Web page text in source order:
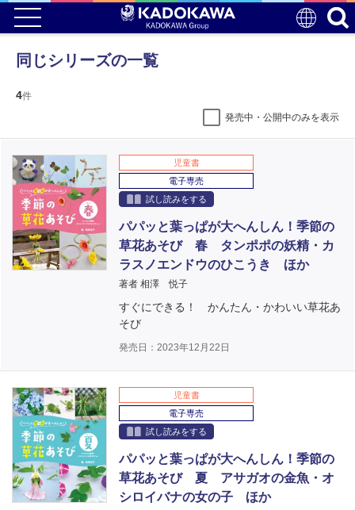
同じシリーズの一覧
4件
発売中・公開中のみを表示
児童書
電子専売
試し読みをする
パパッと葉っぱが大へんしん！季節の
草花あそび 春 タンポポの妖精・カ
ラスノエンドウのひこうき ほか
著者 相澤 悦子
すぐにできる！ かんたん・かわいい草花あ
そび
発売日：2023年12月22日
児童書
電子専売
試し読みをする
パパッと葉っぱが大へんしん！季節の
草花あそび 夏 アサガオの金魚・オ
シロイバナの女の子 ほか